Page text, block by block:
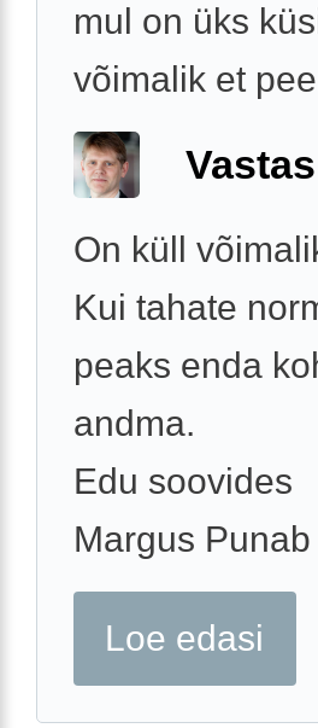
mul on üks
võimalik et
On küll
Kui tahate
peaks enda
andma.
Edu soovides
Margus Punab
Loe edasi